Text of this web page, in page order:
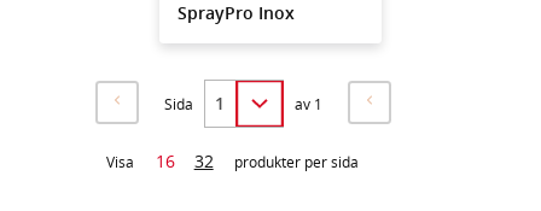
SprayPro Inox
Sida av 1
Visa 16 32 produkter per sida